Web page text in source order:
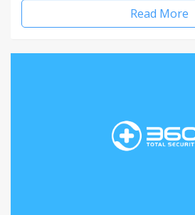
Read More